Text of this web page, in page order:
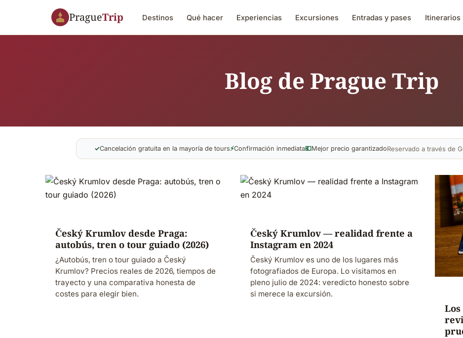
PragueTrip Destinos Qué hacer Experiencias Excursiones Entradas y pases Itinerarios
Blog de Prague Trip
✓Cancelación gratuita en la mayoría de tours⚡Confirmación inmediata💶Mejor precio garantizadoReservado a través de
Český Krumlov desde Praga:
autobús, tren o tour guiado (2026)
¿Autobús, tren o tour guiado a Český
Krumlov? Precios reales de 2026, tiempos de
trayecto y una comparativa honesta de
costes para elegir bien.
Český Krumlov — realidad frente a
Instagram en 2024
Český Krumlov es uno de los lugares más
fotografiados de Europa. Lo visitamos en
pleno julio de 2024: veredicto honesto sobre
si merece la excursión.